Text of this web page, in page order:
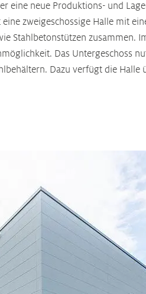
eine neue Produktions- und
zweigeschossige Halle mit
Stahlbetonstützen zusammen.
Das Untergeschoss
Dazu verfügt die